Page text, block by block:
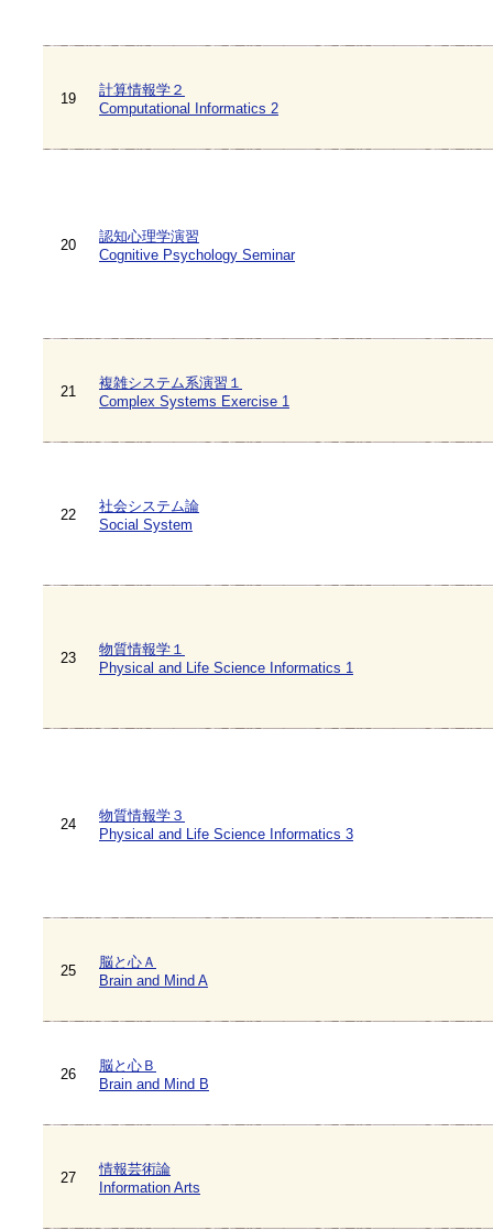
19
計算情報学２
Computational Informatics 2
20
認知心理学演習
Cognitive Psychology Seminar
21
複雑システム系演習１
Complex Systems Exercise 1
22
社会システム論
Social System
23
物質情報学１
Physical and Life Science Informatics 1
24
物質情報学３
Physical and Life Science Informatics 3
25
脳と心Ａ
Brain and Mind A
26
脳と心Ｂ
Brain and Mind B
27
情報芸術論
Information Arts